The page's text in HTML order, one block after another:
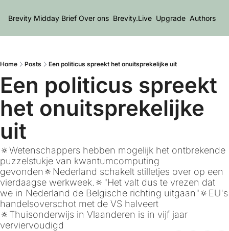
Brevity Midday Brief Over ons Brevity.Live Upgrade Authors
Home Posts Een politicus spreekt het onuitsprekelijke uit
Een politicus spreekt
het onuitsprekelijke
uit
🔅Wetenschappers hebben mogelijk het ontbrekende
puzzelstukje van kwantumcomputing
gevonden🔅Nederland schakelt stilletjes over op een
vierdaagse werkweek.🔅"Het valt dus te vrezen dat
we in Nederland de Belgische richting uitgaan"🔅EU's
handelsoverschot met de VS halveert
🔅Thuisonderwijs in Vlaanderen is in vijf jaar
verviervoudigd